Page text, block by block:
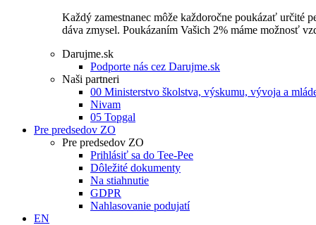
Každý zamestnanec môže každoročne poukázať určité
dáva zmysel. Poukázaním Vašich 2% máme možnosť
Darujme.sk
Podporte nás cez Darujme.sk
Naši partneri
00 Ministerstvo školstva, výskumu, vývoja a
Nivam
05 Topgal
Pre predsedov ZO
Pre predsedov ZO
Prihlásiť sa do Tee-Pee
Dôležité dokumenty
Na stiahnutie
GDPR
Nahlasovanie podujatí
EN